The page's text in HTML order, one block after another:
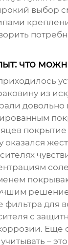
выбор
что
из
довольно
покрытие
оказался
фильтра для
с
Еще
–